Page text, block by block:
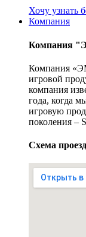
Хочу узнать
Компания
Компания
Компания
игровой
компания
года, когда
игровую
поколения –
Схема